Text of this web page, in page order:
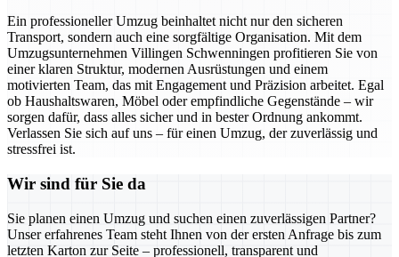
Ein professioneller Umzug beinhaltet nicht nur den sicheren
Transport, sondern auch eine sorgfältige Organisation. Mit dem
Umzugsunternehmen Villingen Schwenningen profitieren Sie von
einer klaren Struktur, modernen Ausrüstungen und einem
motivierten Team, das mit Engagement und Präzision arbeitet. Egal
ob Haushaltswaren, Möbel oder empfindliche Gegenstände – wir
sorgen dafür, dass alles sicher und in bester Ordnung ankommt.
Verlassen Sie sich auf uns – für einen Umzug, der zuverlässig und
stressfrei ist.
Wir sind für Sie da
Sie planen einen Umzug und suchen einen zuverlässigen Partner?
Unser erfahrenes Team steht Ihnen von der ersten Anfrage bis zum
letzten Karton zur Seite – professionell, transparent und